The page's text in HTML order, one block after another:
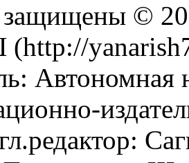
защищены ©
Автономная